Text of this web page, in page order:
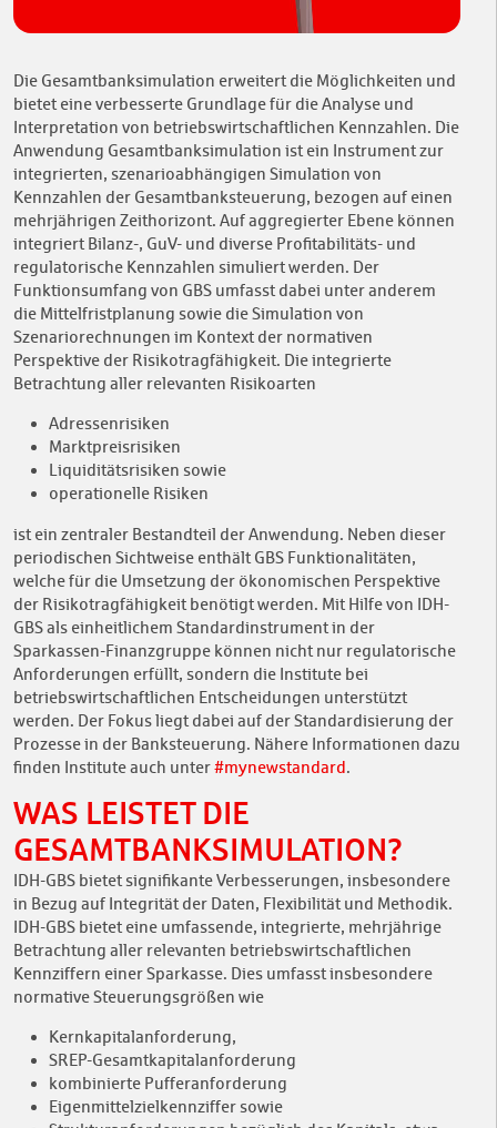
Die Gesamtbanksimulation erweitert die Möglichkeiten und
bietet eine verbesserte Grundlage für die Analyse und
Interpretation von betriebswirtschaftlichen Kennzahlen. Die
Anwendung Gesamtbanksimulation ist ein Instrument zur
integrierten, szenarioabhängigen Simulation von
Kennzahlen der Gesamtbanksteuerung, bezogen auf einen
mehrjährigen Zeithorizont. Auf aggregierter Ebene können
integriert Bilanz-, GuV- und diverse Profitabilitäts- und
regulatorische Kennzahlen simuliert werden. Der
Funktionsumfang von GBS umfasst dabei unter anderem
die Mittelfristplanung sowie die Simulation von
Szenariorechnungen im Kontext der normativen
Perspektive der Risikotragfähigkeit. Die integrierte
Betrachtung aller relevanten Risikoarten
Adressenrisiken
Marktpreisrisiken
Liquiditätsrisiken sowie
operationelle Risiken
ist ein zentraler Bestandteil der Anwendung. Neben dieser
periodischen Sichtweise enthält GBS Funktionalitäten,
welche für die Umsetzung der ökonomischen Perspektive
der Risikotragfähigkeit benötigt werden. Mit Hilfe von IDH-
GBS als einheitlichem Standardinstrument in der
Sparkassen-Finanzgruppe können nicht nur regulatorische
Anforderungen erfüllt, sondern die Institute bei
betriebswirtschaftlichen Entscheidungen unterstützt
werden. Der Fokus liegt dabei auf der Standardisierung der
Prozesse in der Banksteuerung. Nähere Informationen dazu
finden Institute auch unter#mynewstandard.
WAS LEISTET DIE
GESAMTBANKSIMULATION?
IDH-GBS bietet signifikante Verbesserungen, insbesondere
in Bezug auf Integrität der Daten, Flexibilität und Methodik.
IDH-GBS bietet eine umfassende, integrierte, mehrjährige
Betrachtung aller relevanten betriebswirtschaftlichen
Kennziffern einer Sparkasse. Dies umfasst insbesondere
normative Steuerungsgrößen wie
Kernkapitalanforderung,
SREP-Gesamtkapitalanforderung
kombinierte Pufferanforderung
Eigenmittelzielkennziffer sowie